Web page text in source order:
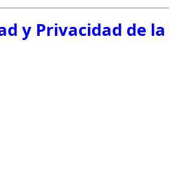
y Privacidad de